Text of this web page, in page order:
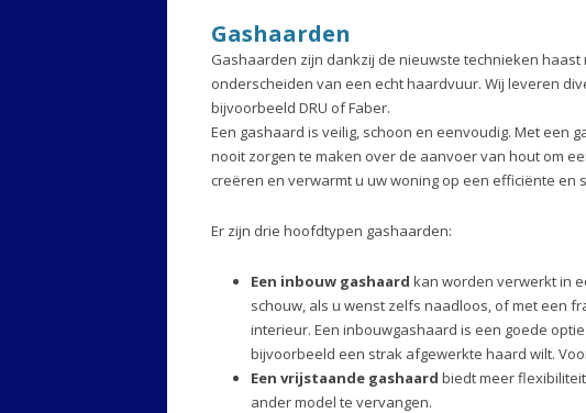
Gashaarden
Gashaarden zijn dankzij de nieuwste technieken haast
onderscheiden van een echt haardvuur. Wij leveren
bijvoorbeeld DRU of Faber.
Een gashaard is veilig, schoon en eenvoudig. Met een
nooit zorgen te maken over de aanvoer van hout om
creëren en verwarmt u uw woning op een efficiënte en
Er zijn drie hoofdtypen gashaarden:
Een inbouw gashaard kan worden verwerkt in
schouw, als u wenst zelfs naadloos, of met een
interieur. Een inbouwgashaard is een goede
bijvoorbeeld een strak afgewerkte haard wilt.
Een vrijstaande gashaard biedt meer
ander model te vervangen.